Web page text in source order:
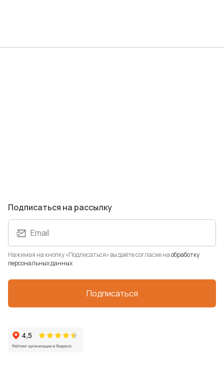
Подписаться на рассылку
Email
Нажимая на кнопку «Подписаться» вы даёте согласие наобработку
персональных данных
Подписаться